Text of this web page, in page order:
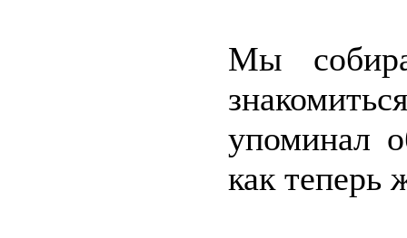
Мы
упоминал
как теперь